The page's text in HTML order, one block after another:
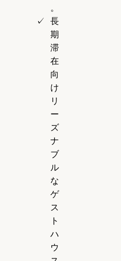
。
長
期
滞
在
向
け
リ
ー
ズ
ナ
ブ
ル
な
ゲ
ス
ト
ハ
ウ